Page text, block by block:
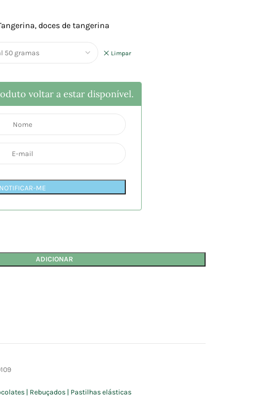
doces de tangerina
Limpar
voltar a estar disponível.
NOTIFICAR-ME
ADICIONAR
| Rebuçados | Pastilhas elásticas